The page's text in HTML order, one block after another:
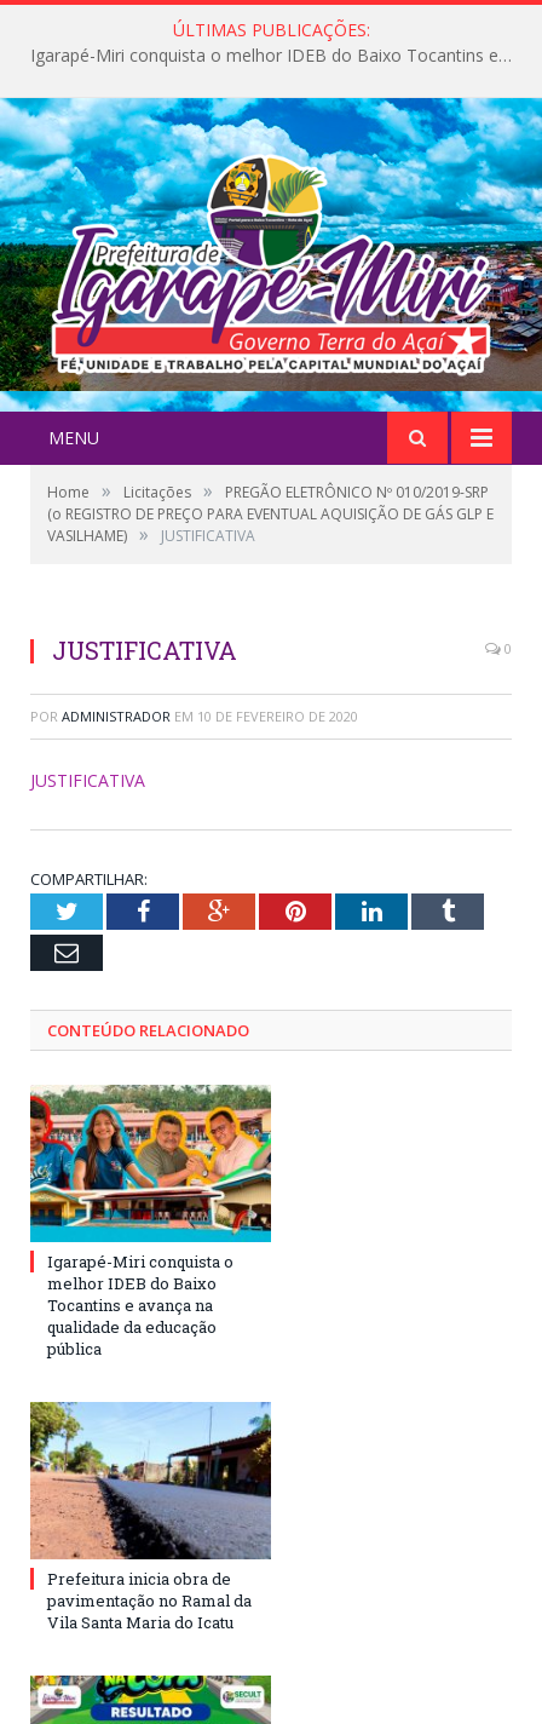
ÚLTIMAS PUBLICAÇÕES:
Igarapé-Miri conquista o melhor IDEB do Baixo Tocantins e avança na qualidade da educação pública
MENU
Home » Licitações »
PREGÃO ELETRÔNICO Nº 010/2019-SRP
(o REGISTRO DE PREÇO PARA EVENTUAL AQUISIÇÃO DE GÁS GLP E
VASILHAME) » JUSTIFICATIVA
JUSTIFICATIVA 0
POR ADMINISTRADOR EM 10 DE FEVEREIRO DE 2020
JUSTIFICATIVA
COMPARTILHAR:
TwitterFacebookGoogle+PinterestLinkedInTumblr
Email
CONTEÚDO RELACIONADO
Igarapé-Miri conquista o
melhor IDEB do Baixo
Tocantins e avança na
qualidade da educação
pública
Prefeitura inicia obra de
pavimentação no Ramal da
Vila Santa Maria do Icatu